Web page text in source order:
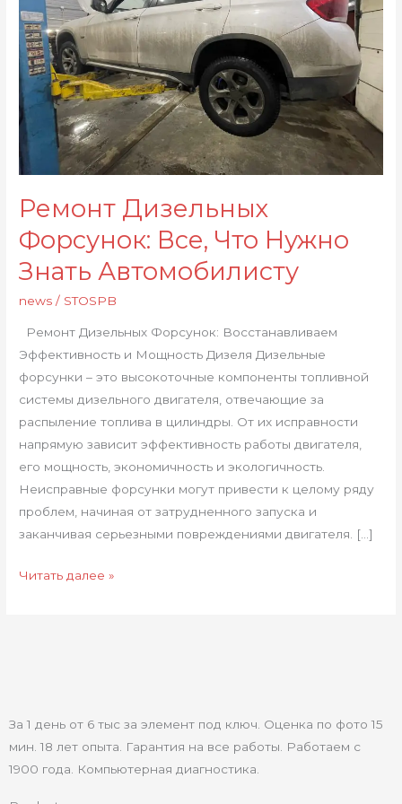
Ремонт Дизельных
Форсунок: Все, Что Нужно
Знать Автомобилисту
news / STOSPB
Ремонт Дизельных Форсунок: Восстанавливаем
Эффективность и Мощность Дизеля Дизельные
форсунки – это высокоточные компоненты топливной
системы дизельного двигателя, отвечающие за
распыление топлива в цилиндры. От их исправности
напрямую зависит эффективность работы двигателя,
его мощность, экономичность и экологичность.
Неисправные форсунки могут привести к целому ряду
проблем, начиная от затрудненного запуска и
заканчивая серьезными повреждениями двигателя. […]
Нужно
Знать
Автомобилисту
Читать далее »
За 1 день от 6 тыс за элемент под ключ. Оценка по фото 15
мин. 18 лет опыта. Гарантия на все работы. Работаем с
1900 года. Компьютерная диагностика.